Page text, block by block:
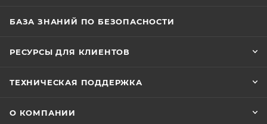
БАЗА ЗНАНИЙ ПО БЕЗОПАСНОСТИ
РЕСУРСЫ ДЛЯ КЛИЕНТОВ
ТЕХНИЧЕСКАЯ ПОДДЕРЖКА
О КОМПАНИИ